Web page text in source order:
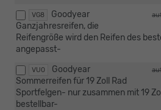
VG8
Goodyear
Ganzjahresreifen, die
Reifengröße wird den Reifen des
angepasst-
VU0
Goodyear
Sommerreifen für 19 Zoll Rad
Sportfelgen- nur zusammen mit 19
bestellbar-